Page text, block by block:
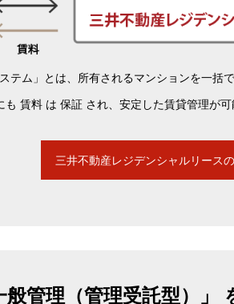
テム」とは、所有されるマンションを一
も 賃料 は 保証 され、安定した賃貸管理が
三井不動産レジデンシャルリース
般管理（管理受託型）